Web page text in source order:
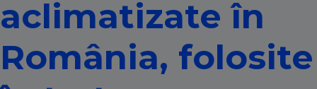
aclimatizate în
România, folosite